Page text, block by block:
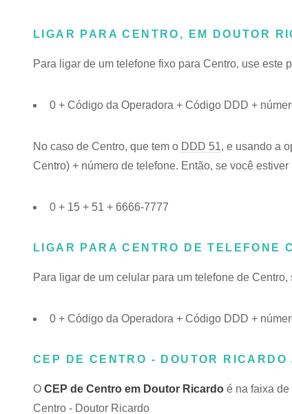
LIGAR PARA CENTRO, EM DOUTOR
Para ligar de um telefone fixo para Centro, use este
0 + Código da Operadora + Código DDD +
No caso de Centro, que tem o DDD 51, e usando a
Centro) + número de telefone. Então, se você
0 + 15 + 51 + 6666-7777
LIGAR PARA CENTRO DE TELEFONE
Para ligar de um celular para um telefone de
0 + Código da Operadora + Código DDD +
CEP DE CENTRO - DOUTOR RICARDO
O CEP de Centro em Doutor Ricardo é na faixa
Centro - Doutor Ricardo